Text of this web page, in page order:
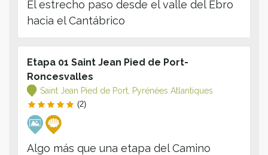
El estrecho paso desde el valle del Ebro
hacia el Cantábrico
Etapa 01 Saint Jean Pied de Port-
Roncesvalles
Saint Jean Pied de Port, Pyrénées Atlantiques
(2)
Algo más que una etapa del Camino